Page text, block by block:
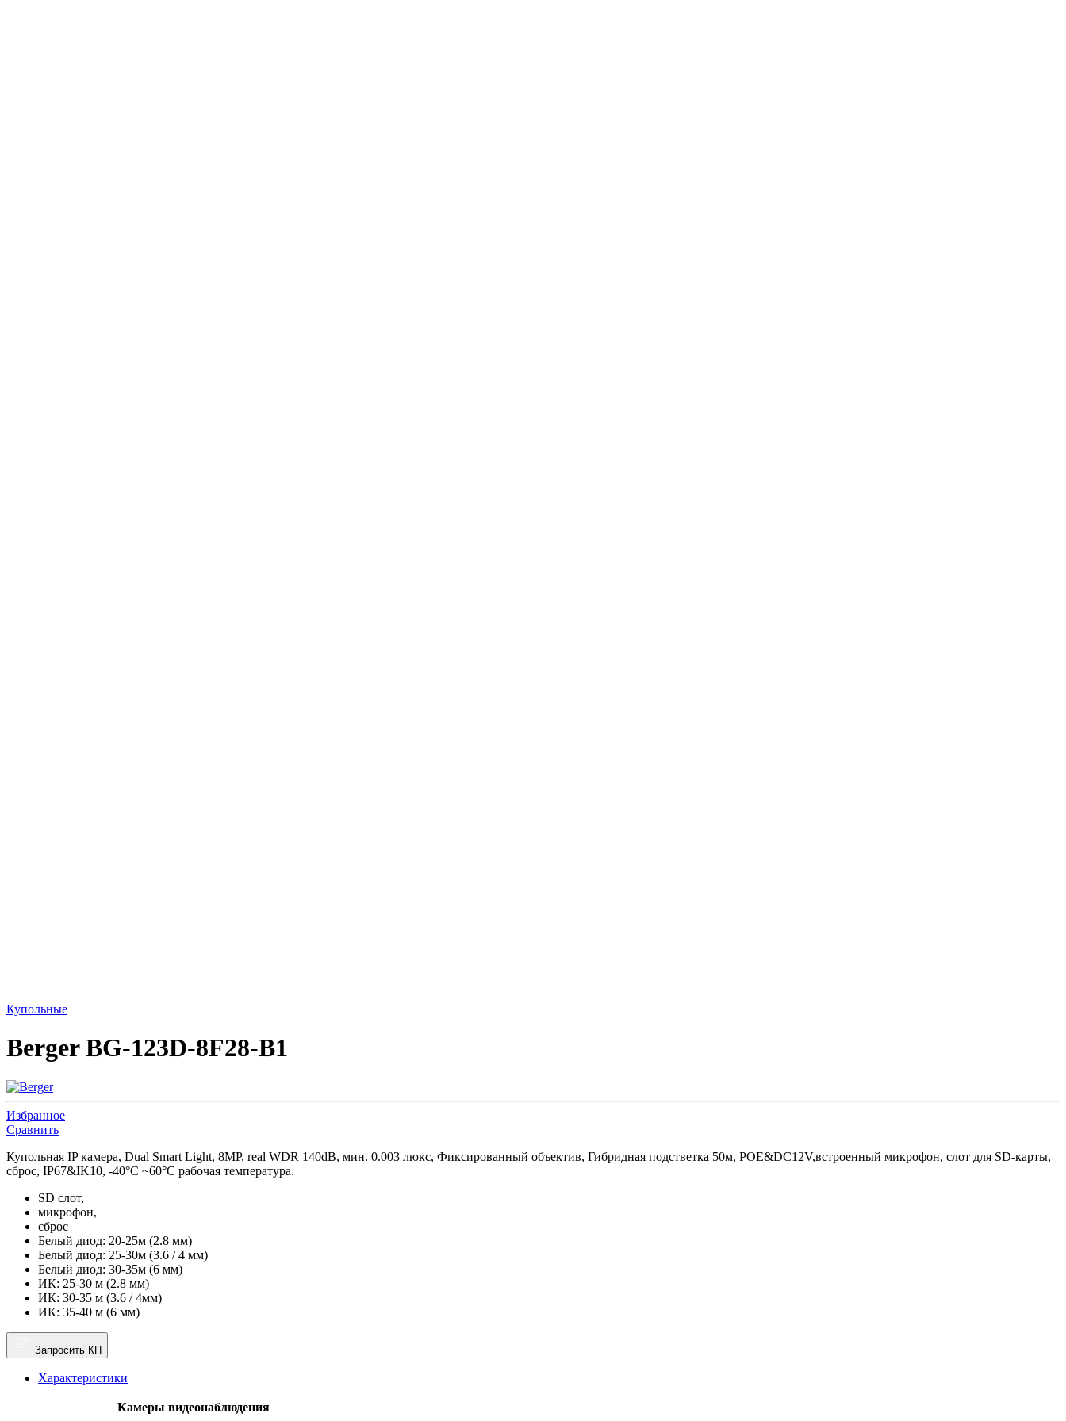
Купольные
Berger BG-123D-8F28-B1
Избранное
Сравнить
Купольная IP камера, Dual Smart Light, 8MP, real WDR 140dB, мин. 0.003 люкс, Фиксированный объектив, Гибридная подстветка 50м, POE&DC12V,встроенный микрофон, слот для SD-карты,
сброс, IP67&IK10, -40°C ~60°C рабочая температура.
SD слот,
микрофон,
сброс
Белый диод: 20-25м (2.8 мм)
Белый диод: 25-30м (3.6 / 4 мм)
Белый диод: 30-35м (6 мм)
ИК: 25-30 м (2.8 мм)
ИК: 30-35 м (3.6 / 4мм)
ИК: 35-40 м (6 мм)
Запросить КП
Характеристики
Камеры видеонаблюдения